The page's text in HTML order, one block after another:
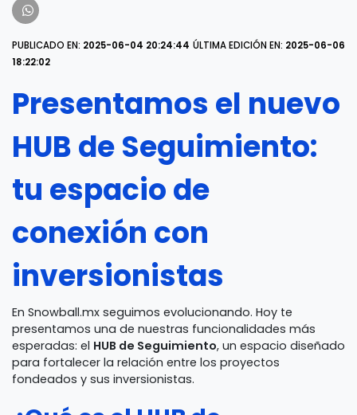
PUBLICADO EN: 2025-06-04 20:24:44 ÚLTIMA EDICIÓN EN: 2025-06-06
18:22:02
Presentamos el nuevo
HUB de Seguimiento:
tu espacio de
conexión con
inversionistas
En Snowball.mx seguimos evolucionando. Hoy te
presentamos una de nuestras funcionalidades más
esperadas: el HUB de Seguimiento, un espacio diseñado
para fortalecer la relación entre los proyectos
fondeados y sus inversionistas.